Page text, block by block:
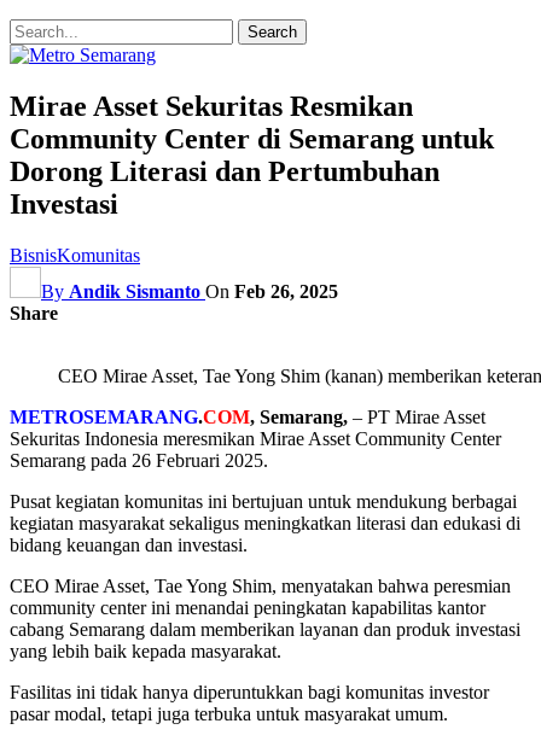
Mirae Asset Sekuritas Resmikan
Community Center di Semarang untuk
Dorong Literasi dan Pertumbuhan
Investasi
BisnisKomunitas
By Andik Sismanto On Feb 26, 2025
Share
CEO Mirae Asset, Tae Yong Shim (kanan) memberikan
METROSEMARANG.COM, Semarang, – PT Mirae Asset
Sekuritas Indonesia meresmikan Mirae Asset Community Center
Semarang pada 26 Februari 2025.
Pusat kegiatan komunitas ini bertujuan untuk mendukung berbagai
kegiatan masyarakat sekaligus meningkatkan literasi dan edukasi di
bidang keuangan dan investasi.
CEO Mirae Asset, Tae Yong Shim, menyatakan bahwa peresmian
community center ini menandai peningkatan kapabilitas kantor
cabang Semarang dalam memberikan layanan dan produk investasi
yang lebih baik kepada masyarakat.
Fasilitas ini tidak hanya diperuntukkan bagi komunitas investor
pasar modal, tetapi juga terbuka untuk masyarakat umum.